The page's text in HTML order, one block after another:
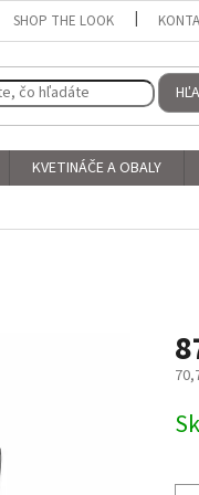
SHOP THE LOOK
KVETINÁČE A OBALY